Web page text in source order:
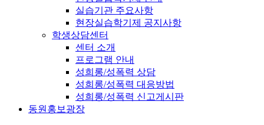
실습기관 주요사항
현장실습학기제 공지사항
학생상담센터
센터 소개
프로그램 안내
성희롱/성폭력 상담
성희롱/성폭력 대응방법
성희롱/성폭력 신고게시판
동원홍보광장